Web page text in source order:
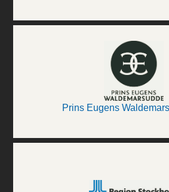
Prins Eugens